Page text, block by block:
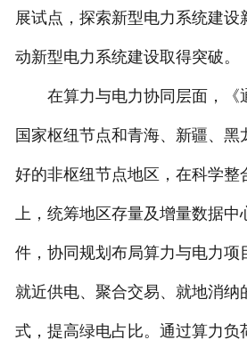
展试点，探索新型电力系统建设
动新型电力系统建设取得突破。
在算力与电力协同层面，《
国家枢纽节点和青海、新疆、
好的非枢纽节点地区，在科学整
上，统筹地区存量及增量数据中
件，协同规划布局算力与电力项
就近供电、聚合交易、就地消纳
式，提高绿电占比。通过算力负